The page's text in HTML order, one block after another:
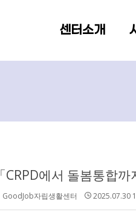
센터소개
「CRPD에서 돌봄통합
GoodJob자립생활센터 2025.07.30